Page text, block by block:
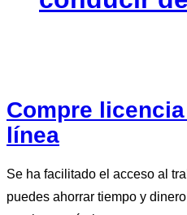
Compre
línea
Se ha facilitado el acceso al
puedes ahorrar tiempo y